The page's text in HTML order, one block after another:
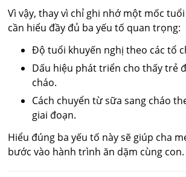
Vì vậy, thay vì chỉ ghi nhớ một mốc
cần hiểu đầy đủ ba yếu tố quan trọng:
Độ tuổi khuyến nghị theo các tổ
Dấu hiệu phát triển cho thấy trẻ
cháo.
Cách chuyển từ sữa sang cháo
giai đoạn.
Hiểu đúng ba yếu tố này sẽ giúp cha
bước vào hành trình ăn dặm cùng con.